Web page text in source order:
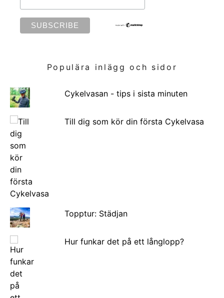
Populära inlägg och sidor
Cykelvasan - tips i sista minuten
Till dig som kör din första Cykelvasa
Topptur: Städjan
Hur funkar det på ett långlopp?